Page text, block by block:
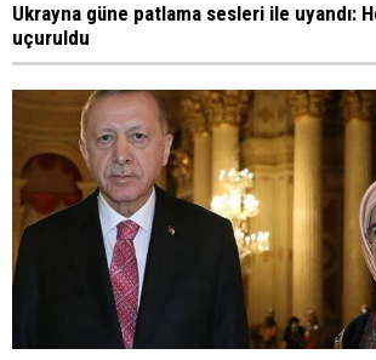
Ukrayna güne patlama sesleri ile uyandı:
uçuruldu